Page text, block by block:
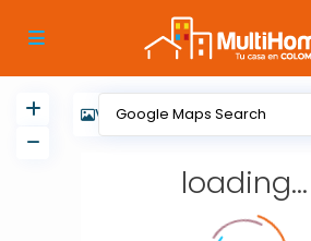
loading...
View My Location